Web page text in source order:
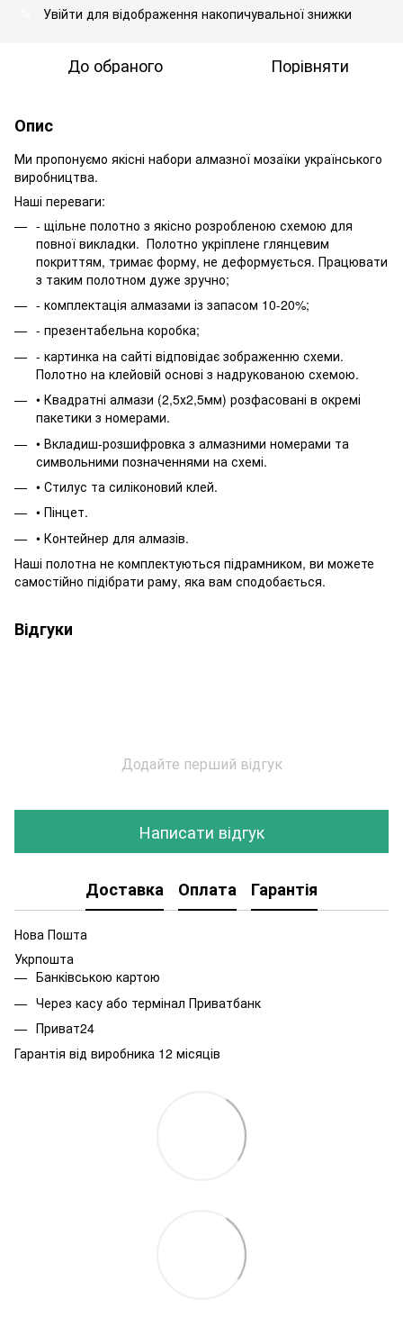
Увійти для відображення накопичувальної знижки
До обраного Порівняти
Опис
Ми пропонуємо якісні набори алмазної мозаїки українського
виробництва.
Наші переваги:
- щільне полотно з якісно розробленою схемою для
повної викладки. Полотно укріплене глянцевим
покриттям, тримає форму, не деформується. Працювати
з таким полотном дуже зручно;
- комплектація алмазами із запасом 10-20%;
- презентабельна коробка;
- картинка на сайті відповідає зображенню схеми.
Полотно на клейовій основі з надрукованою схемою.
• Квадратні алмази (2,5х2,5мм) розфасовані в окремі
пакетики з номерами.
• Вкладиш-розшифровка з алмазними номерами та
символьними позначеннями на схемі.
• Стилус та силіконовий клей.
• Пінцет.
• Контейнер для алмазів.
Наші полотна не комплектуються підрамником, ви можете
самостійно підібрати раму, яка вам сподобається.
Відгуки
Додайте перший відгук
Написати відгук
Доставка Оплата Гарантія
Нова Пошта
Укрпошта
Банківською картою
Через касу або термінал Приватбанк
Приват24
Гарантія від виробника 12 місяців